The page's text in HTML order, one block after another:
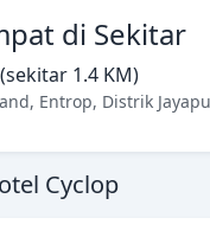
di Sekitar
(sekitar 1.4 KM)
Entrop, Distrik
Cyclop